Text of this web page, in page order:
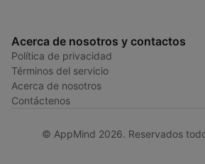
Acerca de nosotros y contactos
Política de privacidad
Términos del servicio
Acerca de nosotros
Contáctenos
© AppMind 2026. Reservados